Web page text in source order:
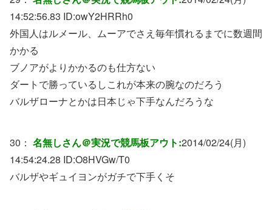
14:52:56.83 ID:owY2HRRh0
外国人はルメール、ムーアでさえ毎年慣れるまでに数週間
かかる
ブノアがよりかかるのも仕方ない
ダートで勝っているしこれが本来の腕なのだろう
バルザローナとかは日本じゃ下手なんだろうな
30： 名無しさん＠実況で競馬板アウト:2014/02/24(月)
14:54:24.28 ID:O8HVGw/T0
バルザやギュイヨンがガチで下手くそ